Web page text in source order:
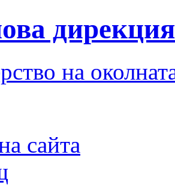
на
сайта